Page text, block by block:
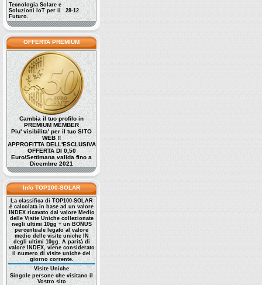
Tecnologia Solare e
Soluzioni IoT per il
Futuro.
28-12
OFFERTA PREMIUM
Cambia il tuo profilo in
PREMIUM MEMBER
Piu' visibilita' per il tuo SITO
WEB !!
APPROFITTA DELL'ESCLUSIVA
OFFERTA DI 0,50
Euro/Settimana valida fino a
Dicembre 2021
Info TOP100-SOLAR
La classifica di TOP100-SOLAR
è calcolata in base ad un valore
INDEX ricavato dal valore Medio
delle Visite Uniche collezionate
negli ultimi 10gg + un BONUS
percentuale legato al valore
medio delle visite uniche IN
degli ultimi 10gg. A parità di
valore INDEX, viene considerato
il numero di visite uniche del
giorno corrente.
Visite Uniche
Singole persone che visitano il
Vostro sito